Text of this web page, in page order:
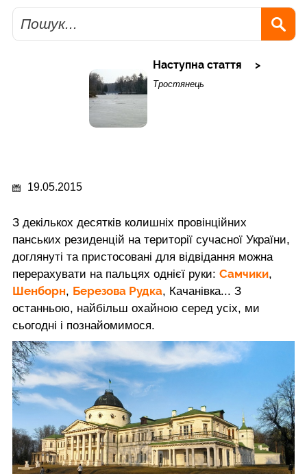
Пошук
Наступна стаття
Тростянець
19.05.2015
З декількох десятків колишніх провінційних
панських резиденцій на території сучасної України,
доглянуті та пристосовані для відвідання можна
перерахувати на пальцях однієї руки: Самчики,
Шенборн, Березова Рудка, Качанівка... З
останньою, найбільш охайною серед усіх, ми
сьогодні і познайомимося.